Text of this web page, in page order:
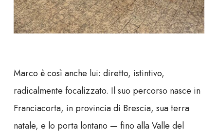
Marco è così anche lui: diretto, istintivo,
radicalmente focalizzato. Il suo percorso nasce in
Franciacorta, in provincia di Brescia, sua terra
natale, e lo porta lontano — fino alla Valle del